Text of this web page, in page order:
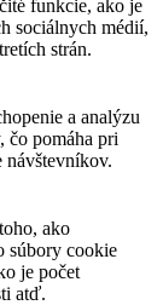
funkcie, ako je
sociálnych médií,
strán.
a analýzu
pomáha pri
návštevníkov.
ako
súbory cookie
je počet
atď.